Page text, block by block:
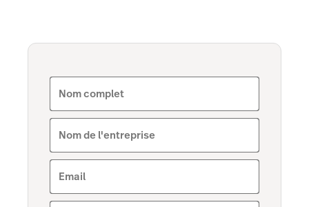
Scanner
Intégrations
Stock
Nom complet
Nom de l'entreprise
Email